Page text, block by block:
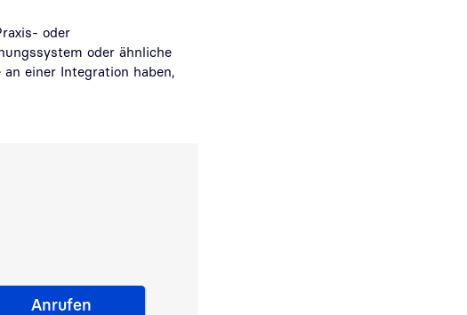
oder
oder ähnliche
einer Integration haben,
Anrufen